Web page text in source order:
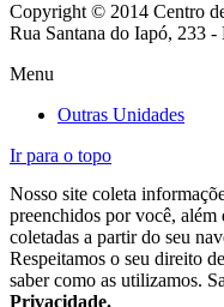
Copyright © 2014 Centro
Rua Santana do Iapó, 233
Menu
Outras Unidades
Ir para o topo
Nosso site coleta
preenchidos por você,
coletadas a partir do seu
Respeitamos o seu direito
saber como as utilizamos.
Privacidade.